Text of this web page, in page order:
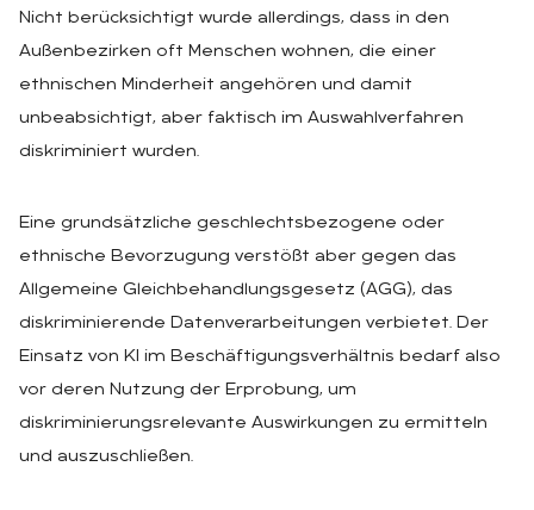
Nicht berücksichtigt wurde allerdings, dass in den
Außenbezirken oft Menschen wohnen, die einer
ethnischen Minderheit angehören und damit
unbeabsichtigt, aber faktisch im Auswahlverfahren
diskriminiert wurden.
Eine grundsätzliche geschlechtsbezogene oder
ethnische Bevorzugung verstößt aber gegen das
Allgemeine Gleichbehandlungsgesetz (AGG), das
diskriminierende Datenverarbeitungen verbietet. Der
Einsatz von KI im Beschäftigungsverhältnis bedarf also
vor deren Nutzung der Erprobung, um
diskriminierungsrelevante Auswirkungen zu ermitteln
und auszuschließen.